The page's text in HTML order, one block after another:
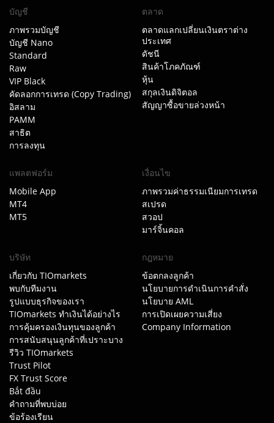
บัญชี
ภาพรวมบัญชี
บัญชี Nano
Standard
Raw
VIP Black
คัดลอกการเทรด (Copy Trading)
อิสลาม
PAMM
สาธิต
การลงทุน
ตลาด
ตลาดแลกเปลี่ยนเงินตราต่าง
ประเทศ
ดัชนี
สินค้าโภคภัณฑ์
หุ้น
สกุลเงินดิจิตอล
สัญญาซื้อขายล่วงหน้า
แพลตฟอร์ม
Mobile App
MT4
MT5
เงื่อนไข
ภาพรวมค่าธรรมเนียมการเทรด
สเปรด
สวอป
มาร์จิ้นคอล
บริษัท
เกี่ยวกับ TIOmarkets
พบกับทีมงาน
รูปแบบธุรกิจของเรา
TIOmarkets ทำเงินได้อย่างไร
การคุ้มครองเงินทุนของลูกค้า
การสนับสนุนลูกค้าที่เปราะบาง
รีวิว TIOmarkets
Trust Pilot
FX Trust Score
Bắt đầu
คำถามที่พบบ่อย
ข้อร้องเรียน
กฎหมาย
ข้อตกลงลูกค้า
นโยบายการดำเนินการคำสั่ง
นโยบาย AML
การเปิดเผยความเสี่ยง
Company Information